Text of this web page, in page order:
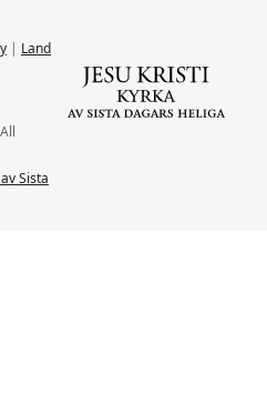
| Land
Sista